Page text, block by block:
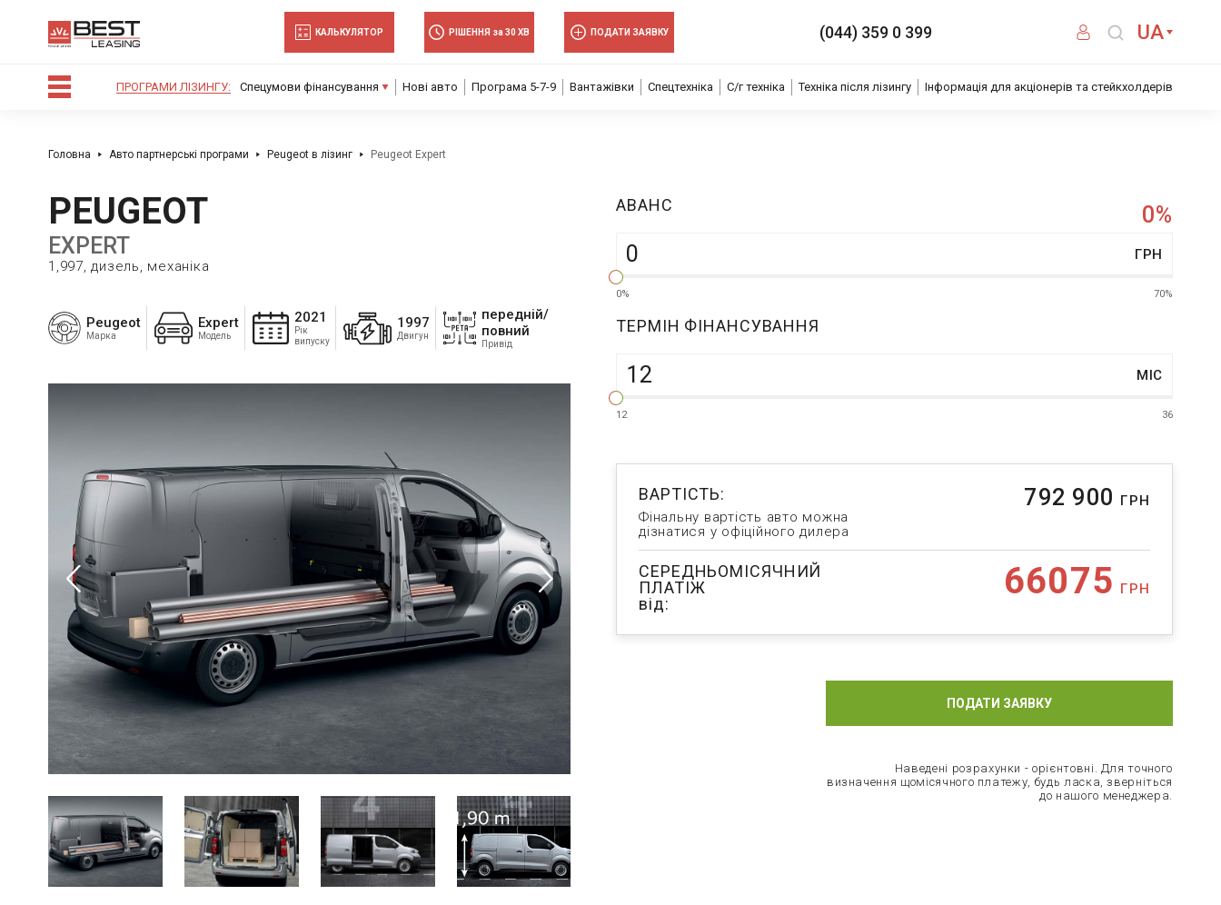
КАЛЬКУЛЯТОР РІШЕННЯ за 30 ХВ ПОДАТИ ЗАЯВКУ (044) 359 0 399 UA
ПРОГРАМИ ЛІЗИНГУ: Спецумови фінансування Нові авто Програма 5-7-9 Вантажівки Спецтехніка С/г техніка Техніка після лізингу Інформація для акціонерів та стейкхолдерів
Головна Авто партнерські програми Peugeot в лізинг Peugeot Expert
PEUGEOT
EXPERT
1,997, дизель, механіка
Peugeot
Марка
Expert
Модель
2021
Рік
випуску
1997
Двигун
передній/
повний
Привід
АВАНC 0%
ГРН
0% 70%
ТЕРМІН ФІНАНСУВАННЯ
МІС
12 36
ВАРТІСТЬ:
Фінальну вартість авто можна
дізнатися у офіційного дилера
792 900 ГРН
СЕРЕДНЬОМІСЯЧНИЙ
ПЛАТІЖ
від:
66075 ГРН
ПОДАТИ ЗАЯВКУ
Наведені розрахунки - орієнтовні. Для точного
визначення щомісячного платежу, будь ласка, зверніться
до нашого менеджера.